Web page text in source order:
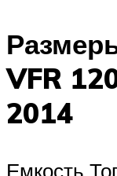
VFR
2014
Емкость